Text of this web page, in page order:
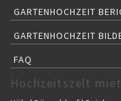
GARTENHOCHZEIT
GARTENHOCHZEIT
FAQ
Hochzeitszelt